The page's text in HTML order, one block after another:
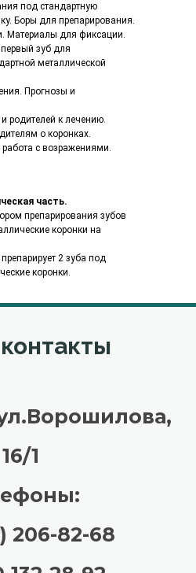
под стандартную
Боры для препарирования.
Материалы для фиксации.
зуб для
металлической
Прогнозы и
родителей к лечению.
о коронках.
с возражениями.
часть.
препарирования зубов
коронки на
2 зуба под
коронки.
16/1
206-82-68